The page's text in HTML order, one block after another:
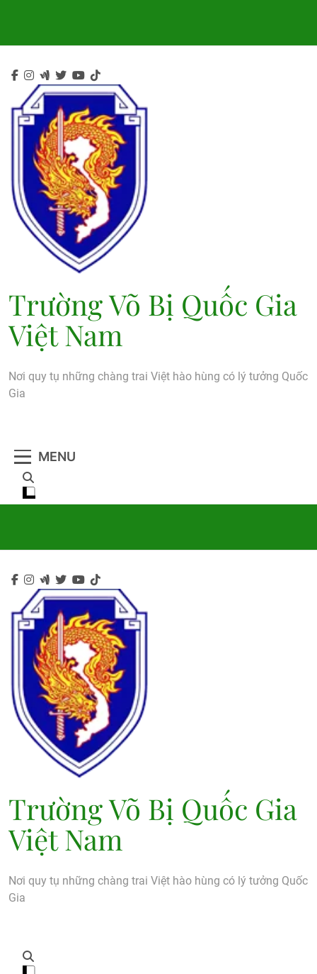
Trường Võ Bị Quốc Gia
Việt Nam
Nơi quy tụ những chàng trai Việt hào hùng có lý tưởng Quốc
Gia
MENU
Trường Võ Bị Quốc Gia
Việt Nam
Nơi quy tụ những chàng trai Việt hào hùng có lý tưởng Quốc
Gia